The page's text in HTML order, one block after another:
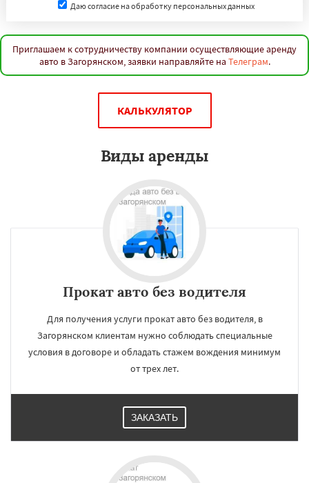
Даю согласие на обработку персональных данных
Приглашаем к сотрудничеству компании осуществляющие аренду
авто в Загорянском, заявки направляйте на Телеграм.
КАЛЬКУЛЯТОР
Виды аренды
Прокат авто без водителя
Для получения услуги прокат авто без водителя, в
Загорянском клиентам нужно соблюдать специальные
условия в договоре и обладать стажем вождения минимум
от трех лет.
ЗАКАЗАТЬ